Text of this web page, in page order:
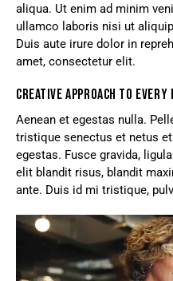
aliqua. Ut enim ad minim
ullamco laboris nisi ut
Duis aute irure dolor in
amet, consectetur elit.
CREATIVE APPROACH TO EVERY
Aenean et egestas nulla.
tristique senectus et netus
egestas. Fusce gravida,
elit blandit risus, blandit
ante. Duis id mi tristique,